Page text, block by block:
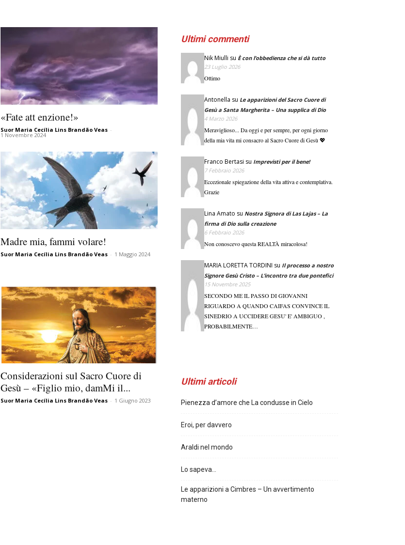
«Fate att enzione!»
Suor Maria Cecília Lins Brandão Veas -
1 Novembre 2024
Madre mia, fammi volare!
Suor Maria Cecília Lins Brandão Veas - 1 Maggio 2024
Considerazioni sul Sacro Cuore di
Gesù – «Figlio mio, damMi il...
Suor Maria Cecília Lins Brandão Veas - 1 Giugno 2023
Ultimi commenti
Nik Miulli su È con l’obbedienza che si dà tutto
23 Luglio 2026
Ottimo
Antonella su Le apparizioni del Sacro Cuore di
Gesù a Santa Margherita – Una supplica di Dio
4 Marzo 2026
Meraviglioso... Da oggi e per sempre, per ogni giorno
della mia vita mi consacro al Sacro Cuore di Gesù 💖
Franco Bertasi su Imprevisti per il bene!
7 Febbraio 2026
Eccezionale spiegazione della vita attiva e contemplativa.
Grazie
Lina Amato su Nostra Signora di Las Lajas – La
firma di Dio sulla creazione
6 Febbraio 2026
Non conoscevo questa REALTÀ miracolosa!
MARIA LORETTA TORDINI su Il processo a nostro
Signore Gesù Cristo – L’incontro tra due pontefici
15 Novembre 2025
SECONDO ME IL PASSO DI GIOVANNI
RIGUARDO A QUANDO CAIFAS CONVINCE IL
SINEDRIO A UCCIDERE GESU' E' AMBIGUO ,
PROBABILMENTE…
Ultimi articoli
Pienezza d’amore che La condusse in Cielo
Eroi, per davvero
Araldi nel mondo
Lo sapeva…
Le apparizioni a Cimbres – Un avvertimento
materno